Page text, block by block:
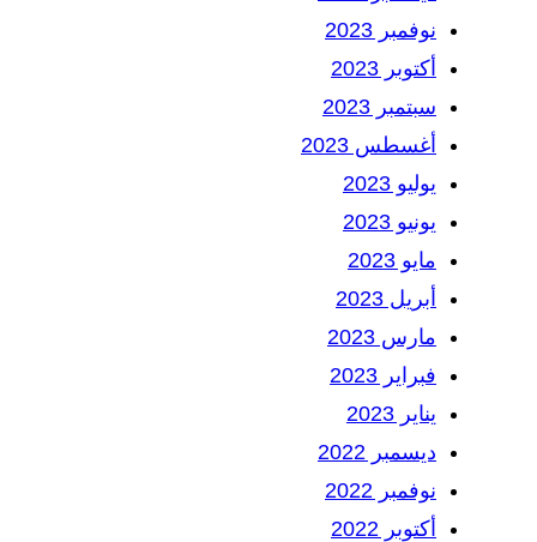
نوفمبر 2023
أكتوبر 2023
سبتمبر 2023
أغسطس 2023
يوليو 2023
يونيو 2023
مايو 2023
أبريل 2023
مارس 2023
فبراير 2023
يناير 2023
ديسمبر 2022
نوفمبر 2022
أكتوبر 2022